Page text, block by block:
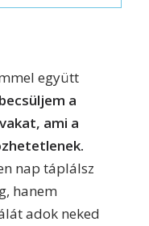
együtt
a
ami a
nap táplálsz
hanem
adok neked